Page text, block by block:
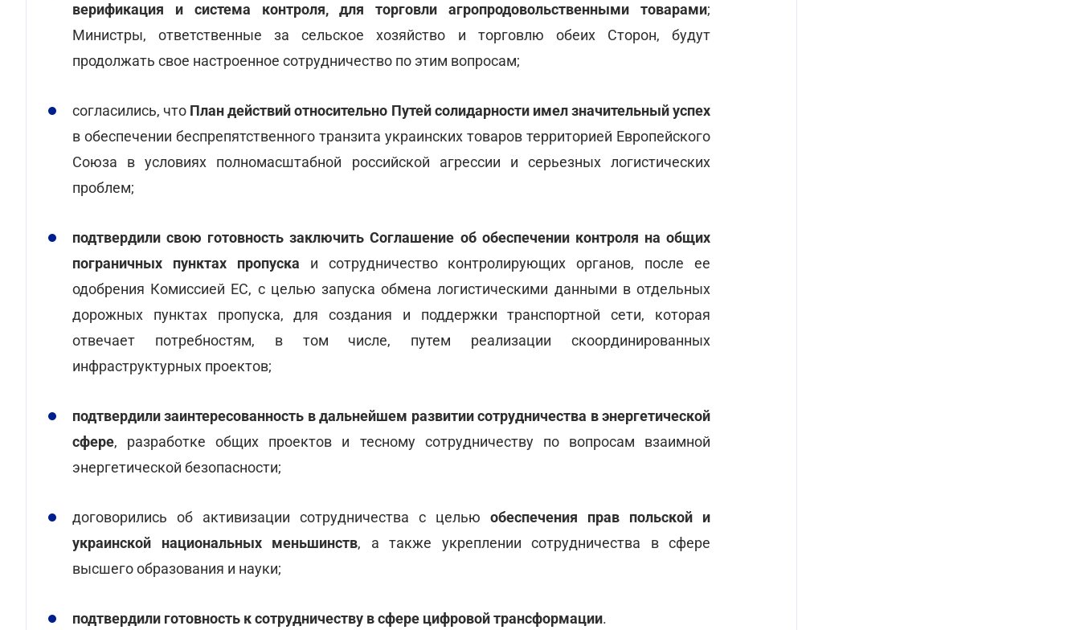
верификация и система контроля, для торговли агропродовольственными товарами;
Министры, ответственные за сельское хозяйство и торговлю обеих Сторон, будут
продолжать свое настроенное сотрудничество по этим вопросам;
согласились, что План действий относительно Путей солидарности имел значительный успех
в обеспечении беспрепятственного транзита украинских товаров территорией Европейского
Союза в условиях полномасштабной российской агрессии и серьезных логистических
проблем;
подтвердили свою готовность заключить Соглашение об обеспечении контроля на общих
пограничных пунктах пропуска и сотрудничество контролирующих органов, после ее
одобрения Комиссией ЕС, с целью запуска обмена логистическими данными в отдельных
дорожных пунктах пропуска, для создания и поддержки транспортной сети, которая
отвечает потребностям, в том числе, путем реализации скоординированных
инфраструктурных проектов;
подтвердили заинтересованность в дальнейшем развитии сотрудничества в энергетической
сфере, разработке общих проектов и тесному сотрудничеству по вопросам взаимной
энергетической безопасности;
договорились об активизации сотрудничества с целью обеспечения прав польской и
украинской национальных меньшинств, а также укреплении сотрудничества в сфере
высшего образования и науки;
подтвердили готовность к сотрудничеству в сфере цифровой трансформации.